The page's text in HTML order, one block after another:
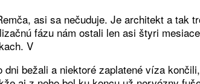
asi sa nečuduje. Je architekt a tak
fázu nám ostali len asi štyri
V
bežali a niektoré zaplatené víza